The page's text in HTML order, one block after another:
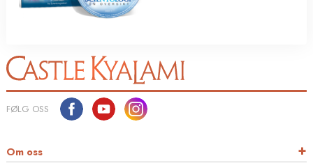
FØLG OSS
Om oss